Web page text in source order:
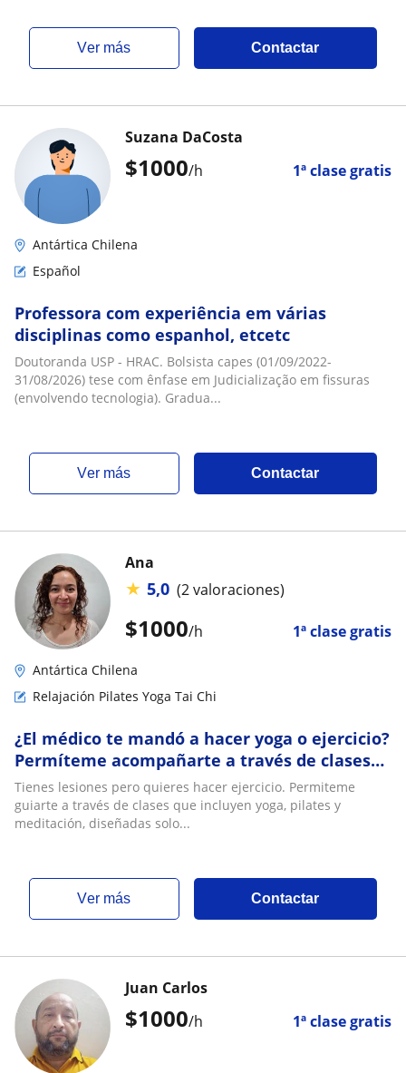
ver más Contactar
$1000/h 1ª clase gratis
Suzana DaCosta
Antártica Chilena
Español
Professora com experiência em várias
disciplinas como espanhol, etcetc
Doutoranda USP - HRAC. Bolsista capes (01/09/2022-
31/08/2026) tese com ênfase em Judicialização em fissuras
(envolvendo tecnologia). Gradua...
ver más Contactar
$1000/h 1ª clase gratis
Ana
★ 5,0 (2 valoraciones)
Antártica Chilena
Relajación Pilates Yoga Tai Chi
¿El médico te mandó a hacer yoga o ejercicio?
Permíteme acompañarte a través de clases
diseñadas solo para ti. CDMX
Tienes lesiones pero quieres hacer ejercicio. Permiteme
guiarte a través de clases que incluyen yoga, pilates y
meditación, diseñadas solo...
ver más Contactar
$1000/h 1ª clase gratis
Juan Carlos